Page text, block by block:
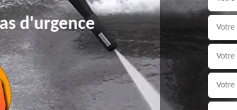
d'urgence